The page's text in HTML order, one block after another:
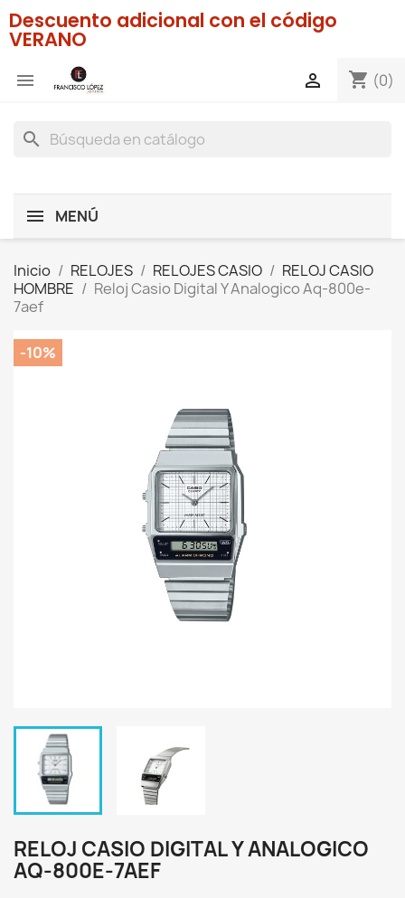
Descuento adicional con el código
VERANO
 shopping_cart (0)

search
MENÚ
Inicio RELOJES RELOJES CASIO
RELOJ CASIO
HOMBRE
Reloj Casio Digital Y Analogico Aq-800e-
7aef
-10%
RELOJ CASIO DIGITAL Y ANALOGICO
AQ-800E-7AEF